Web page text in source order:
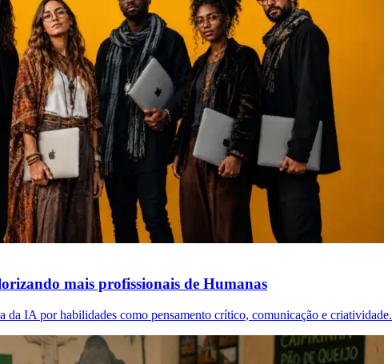
mais profissionais de Humanas
da IA por habilidades como pensamento crítico, comunicação e criatividade.